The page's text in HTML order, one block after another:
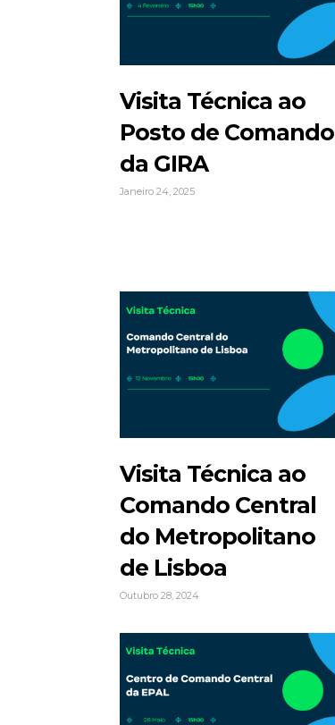
Visita Técnica ao
Posto de Comando
da GIRA
Janeiro 24, 2025
Visita Técnica ao
Comando Central
do Metropolitano
de Lisboa
Outubro 28, 2024